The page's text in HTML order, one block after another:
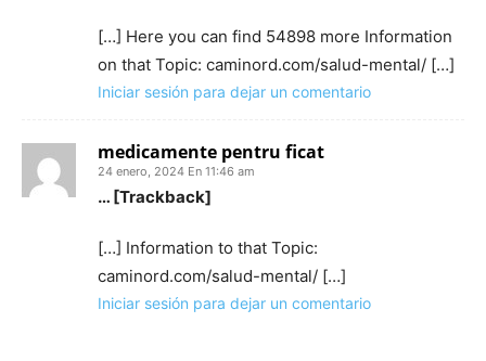
[…] Here you can find 54898 more Information
on that Topic: caminord.com/salud-mental/ […]
Iniciar sesión para dejar un comentario
medicamente pentru ficat
24 enero, 2024 En 11:46 am
… [Trackback]
[…] Information to that Topic:
caminord.com/salud-mental/ […]
Iniciar sesión para dejar un comentario